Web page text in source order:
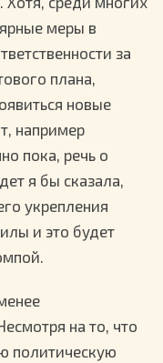
меры в
за
плана,
новые
например
пока, речь о
я бы сказала,
укрепления
и это будет
на то, что
политическую